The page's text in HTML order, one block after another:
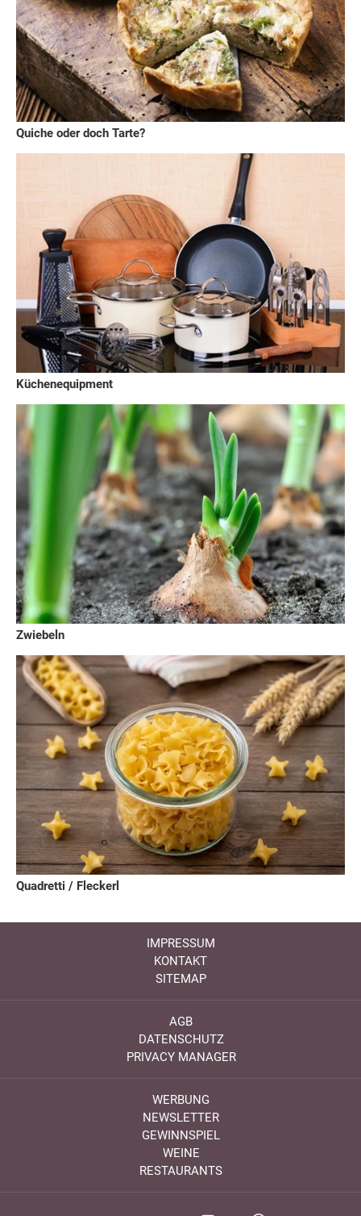
Quiche oder doch Tarte?
Küchenequipment
Zwiebeln
Quadretti / Fleckerl
IMPRESSUM
KONTAKT
SITEMAP
AGB
DATENSCHUTZ
PRIVACY MANAGER
WERBUNG
NEWSLETTER
GEWINNSPIEL
WEINE
RESTAURANTS